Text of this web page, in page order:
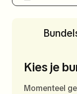
Kies je
Momenteel